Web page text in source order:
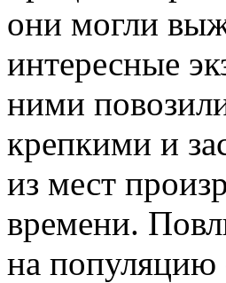
они могли
интересные
ними
крепкими и
из мест
времени.
на популяцию